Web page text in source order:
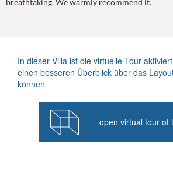
In dieser Villa ist die virtuelle Tour
einen besseren Überblick über das
können
open virtual tour of